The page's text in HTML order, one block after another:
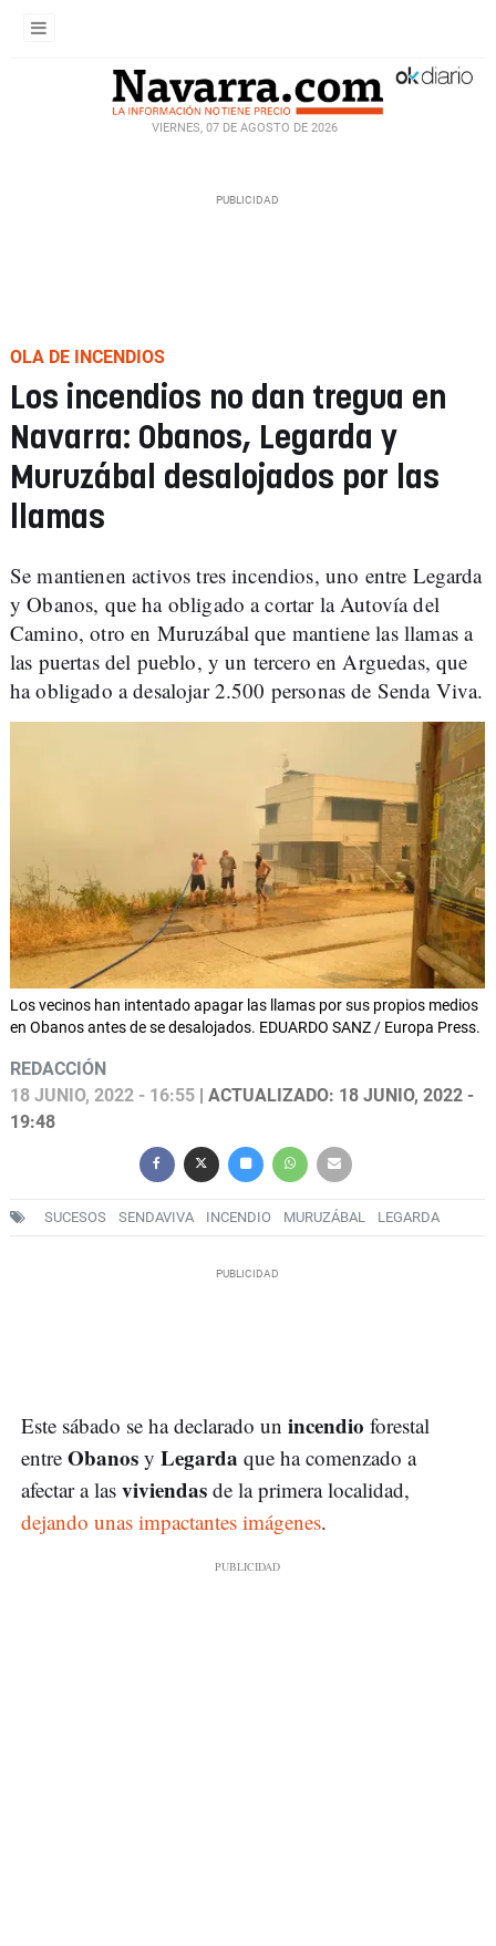
VIERNES, 07 DE AGOSTO DE 2026
OLA DE INCENDIOS
Los incendios no dan tregua en
Navarra: Obanos, Legarda y
Muruzábal desalojados por las
llamas
Se mantienen activos tres incendios, uno entre Legarda
y Obanos, que ha obligado a cortar la Autovía del
Camino, otro en Muruzábal que mantiene las llamas a
las puertas del pueblo, y un tercero en Arguedas, que
ha obligado a desalojar 2.500 personas de Senda Viva.
Los vecinos han intentado apagar las llamas por sus propios medios
en Obanos antes de se desalojados. EDUARDO SANZ / Europa Press.
REDACCIÓN
18 JUNIO, 2022 - 16:55 | ACTUALIZADO: 18 JUNIO, 2022 -
19:48
SUCESOS SENDAVIVA INCENDIO MURUZÁBAL LEGARDA
Este sábado se ha declarado un incendio forestal
entre Obanos y Legarda que ha comenzado a
afectar a las viviendas de la primera localidad,
dejando unas impactantes imágenes.